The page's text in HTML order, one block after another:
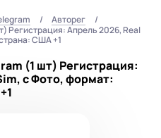
Авторег
Регистрация: Апрель 2026, Real
США +1
(1 шт) Регистрация:
с Фото, формат: